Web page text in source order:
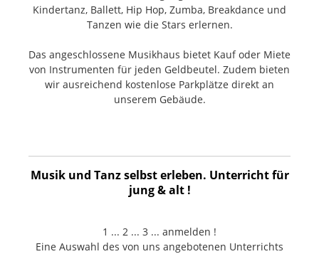
Kindertanz, Ballett, Hip Hop, Zumba, Breakdance und
Tanzen wie die Stars erlernen.
Das angeschlossene Musikhaus bietet Kauf oder Miete
von Instrumenten für jeden Geldbeutel. Zudem bieten
wir ausreichend kostenlose Parkplätze direkt an
unserem Gebäude.
Musik und Tanz selbst erleben. Unterricht für
jung & alt !
1 ... 2 ... 3 ... anmelden !
Eine Auswahl des von uns angebotenen Unterrichts